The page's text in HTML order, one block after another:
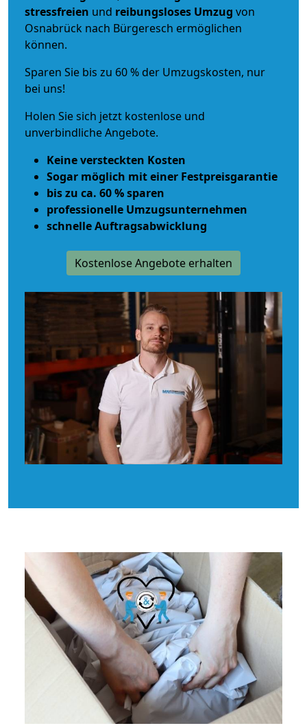
stressfreien und reibungsloses Umzug von
Osnabrück nach Bürgeresch ermöglichen
können.
Sparen Sie bis zu 60 % der Umzugskosten, nur
bei uns!
Holen Sie sich jetzt kostenlose und
unverbindliche Angebote.
Keine versteckten Kosten
Sogar möglich mit einer Festpreisgarantie
bis zu ca. 60 % sparen
professionelle Umzugsunternehmen
schnelle Auftragsabwicklung
Kostenlose Angebote erhalten